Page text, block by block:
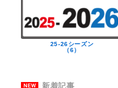
25-26シーズン
（6）
新着記事